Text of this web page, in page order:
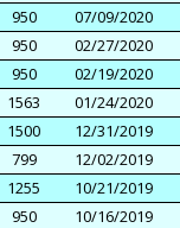
950
07/09/2020
950
02/27/2020
950
02/19/2020
1563
01/24/2020
1500
12/31/2019
799
12/02/2019
1255
10/21/2019
950
10/16/2019